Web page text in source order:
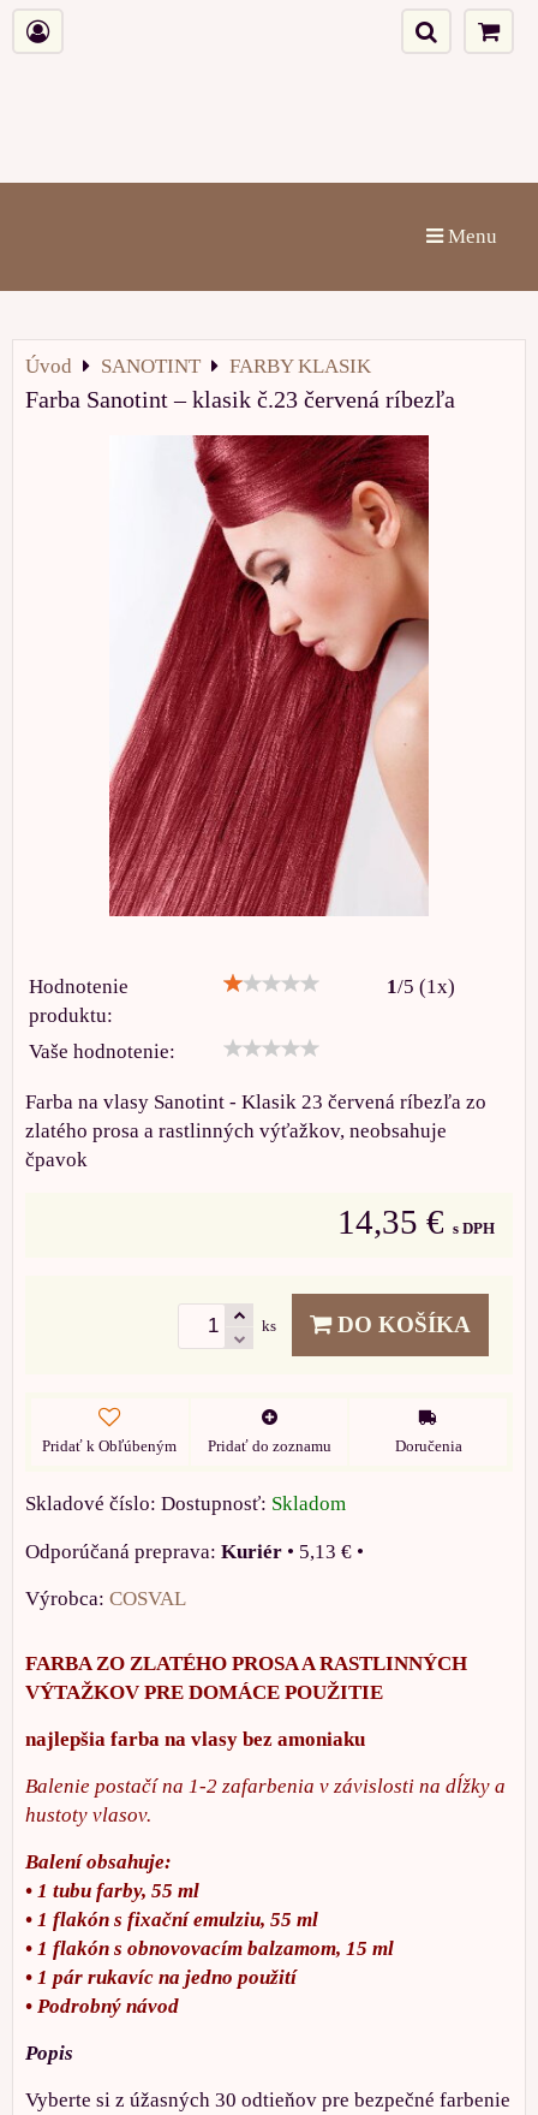
Menu
Úvod SANOTINT FARBY KLASIK
Farba Sanotint – klasik č.23 červená ríbezľa
Hodnotenie
produktu:
1/5 (1x)
Vaše hodnotenie:
Farba na vlasy Sanotint - Klasik 23 červená ríbezľa zo
zlatého prosa a rastlinných výťažkov, neobsahuje
čpavok
14,35 € s DPH
ks DO KOŠÍKA
Pridať k Obľúbeným Pridať do zoznamu Doručenia
Skladové číslo: Dostupnosť: Skladom
Kuriér • 5,13 € •
Výrobca: COSVAL
FARBA ZO ZLATÉHO PROSA A RASTLINNÝCH
VÝTAŽKOV PRE DOMÁCE POUŽITIE
najlepšia farba na vlasy bez amoniaku
Balenie postačí na 1-2 zafarbenia v závislosti na dĺžky a
hustoty vlasov.
Balení obsahuje:
• 1 tubu farby, 55 ml
• 1 flakón s fixační emulziu, 55 ml
• 1 flakón s obnovovacím balzamom, 15 ml
• 1 pár rukavíc na jedno použití
• Podrobný návod
Popis
Vyberte si z úžasných 30 odtieňov pre bezpečné farbenie